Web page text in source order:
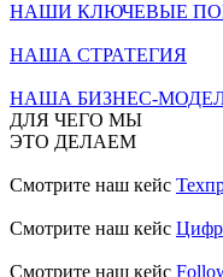
НАШИ КЛЮЧЕВЫЕ
НАША СТРАТЕГИЯ
НАША БИЗНЕС-
ДЛЯ ЧЕГО МЫ
ЭТО ДЕЛАЕМ
Смотрите наш кейс
Смотрите наш кейс
Смотрите наш кейс